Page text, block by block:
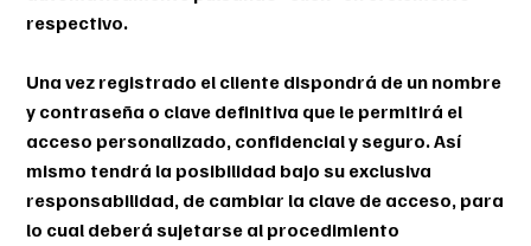
respectivo.
Una vez registrado el cliente dispondrá de un nombre
y contraseña o clave definitiva que le permitirá el
acceso personalizado, confidencial y seguro. Así
mismo tendrá la posibilidad bajo su exclusiva
responsabilidad, de cambiar la clave de acceso, para
lo cual deberá sujetarse al procedimiento